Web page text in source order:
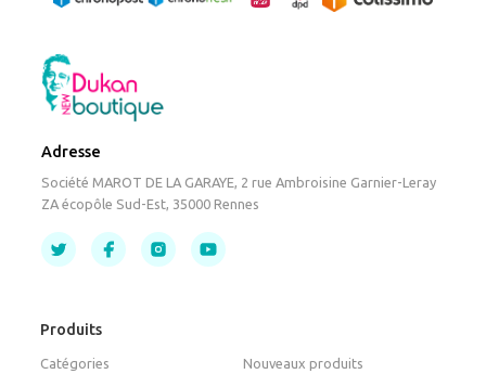
Adresse
Société MAROT DE LA GARAYE, 2 rue Ambroisine Garnier-Leray
ZA écopôle Sud-Est, 35000 Rennes
Produits
Catégories
Nouveaux produits